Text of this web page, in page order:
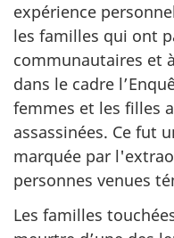
expérience
les familles qui ont
communautaires et
dans le cadre
femmes et les filles
assassinées. Ce fut
marquée par
personnes venues
Les familles